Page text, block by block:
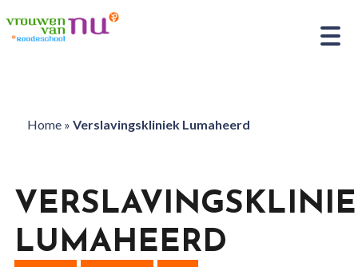
Home» Verslavingskliniek Lumaheerd
LUMAHEERD